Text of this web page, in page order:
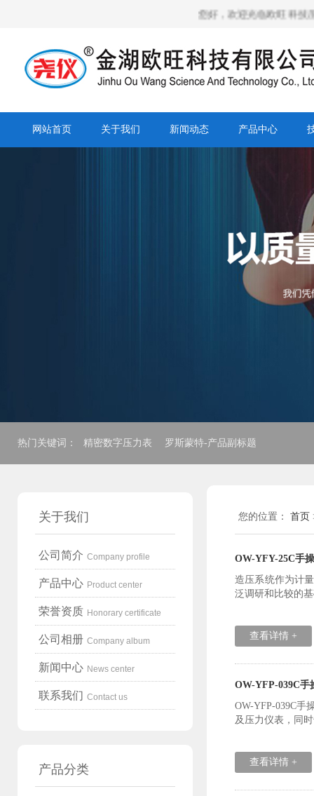
您好，欢迎光临欧旺科技压力校
网站首页 关于我们 新闻动态 产品中心
热门关键词： 精密数字压力表 罗斯蒙特-产品副标题
关于我们
公司简介 Company profile
产品中心 Product center
荣誉资质 Honorary certificate
公司相册 Company album
新闻中心 News center
联系我们 Contact us
产品分类
您的位置： 首页
OW-YFY-25C手
造压系统作为计
泛调研和比较的
查看详情 +
OW-YFP-039C手
OW-YFP-039C手
及压力仪表，同
查看详情 +